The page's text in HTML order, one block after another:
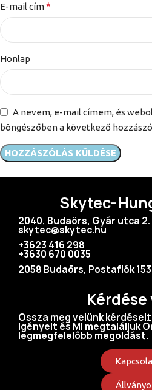
E-mail cím*
Honlap
A nevem, e-mail címem, és
böngészőben a következő
Skytec-
2040, Budaörs, Gyár utca 2.
skytec@skytec.hu
+3623 416 298
+3630 670 0035
2058 Budaörs, Postafiók
Kérdése
Ossza meg velünk
igényeit és Mi megtaláljuk
legmegfelelőbb megoldást.